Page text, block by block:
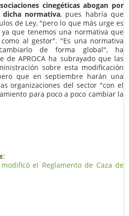
cinegéticas abogan por
normativa, pues habría que
de Ley, "pero lo que más urge es
que tenemos una normativa que
al gestor". "Es una normativa
de forma global", ha
de APROCA ha subrayado que las
sobre esta modificación
que en septiembre harán una
organizaciones del sector "con el
para poco a poco cambiar la
:
el Reglamento de Caza de